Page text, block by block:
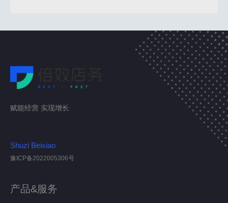
赋能经营 实现增长
Shuzi Beixiao
豫ICP备2022005306号
产品&服务